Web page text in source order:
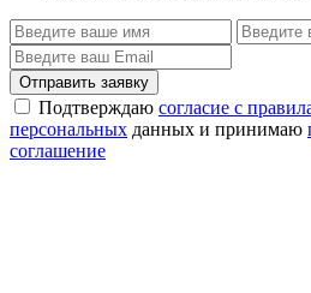
Отправить заявку
Подтверждаю согласие с
персональных данных и принимаю
соглашение